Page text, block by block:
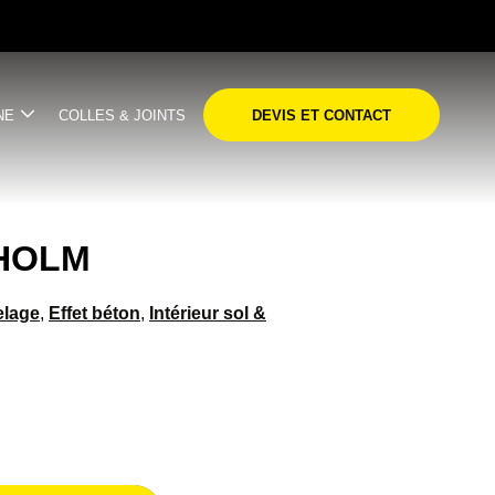
COLLES & JOINTS DEVIS ET CONTACT
, Effet béton, Intérieur sol &